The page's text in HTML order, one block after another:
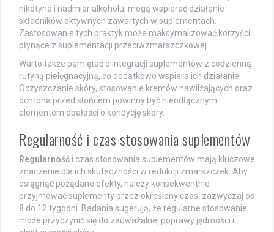
nikotyna i nadmiar alkoholu, mogą wspierać działanie
składników aktywnych zawartych w suplementach.
Zastosowanie tych praktyk może maksymalizować korzyści
płynące z suplementacji przeciwzmarszczkowej.
Warto także pamiętać o integracji suplementów z codzienną
rutyną pielęgnacyjną, co dodatkowo wspiera ich działanie.
Oczyszczanie skóry, stosowanie kremów nawilżających oraz
ochrona przed słońcem powinny być nieodłącznym
elementem dbałości o kondycję skóry.
Regularność i czas stosowania suplementów
Regularność i czas stosowania suplementów mają kluczowe
znaczenie dla ich skuteczności w redukcji zmarszczek. Aby
osiągnąć pożądane efekty, należy konsekwentnie
przyjmować suplementy przez określony czas, zazwyczaj od
8 do 12 tygodni. Badania sugerują, że regularne stosowanie
może przyczynić się do zauważalnej poprawy jędrności i